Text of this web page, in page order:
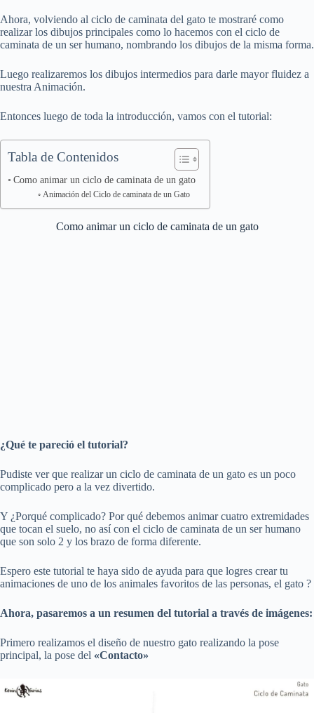
Ahora, volviendo al ciclo de caminata del gato te mostraré como
realizar los dibujos principales como lo hacemos con el ciclo de
caminata de un ser humano, nombrando los dibujos de la misma forma.
Luego realizaremos los dibujos intermedios para darle mayor fluidez a
nuestra Animación.
Entonces luego de toda la introducción, vamos con el tutorial:
Tabla de Contenidos
Como animar un ciclo de caminata de un gato
Animación del Ciclo de caminata de un Gato
Como animar un ciclo de caminata de un gato
¿Qué te pareció el tutorial?
Pudiste ver que realizar un ciclo de caminata de un gato es un poco
complicado pero a la vez divertido.
Y ¿Porqué complicado? Por qué debemos animar cuatro extremidades
que tocan el suelo, no así con el ciclo de caminata de un ser humano
que son solo 2 y los brazo de forma diferente.
Espero este tutorial te haya sido de ayuda para que logres crear tu
animaciones de uno de los animales favoritos de las personas, el gato ?
Ahora, pasaremos a un resumen del tutorial a través de imágenes:
Primero realizamos el diseño de nuestro gato realizando la pose
principal, la pose del «Contacto»